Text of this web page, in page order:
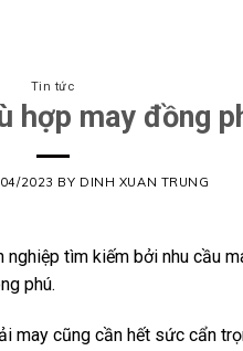
Tin tức
hợp may đồng
2023 BY DINH XUAN TRUNG
tìm kiếm bởi nhu cầu
phú.
cũng cần hết sức cẩn